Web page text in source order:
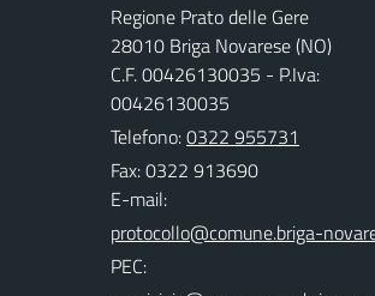
Regione Prato delle Gere
28010 Briga Novarese (NO)
C.F. 00426130035 - P.Iva:
00426130035
Telefono:0322 955731
Fax: 0322 913690
E-mail:
PEC: